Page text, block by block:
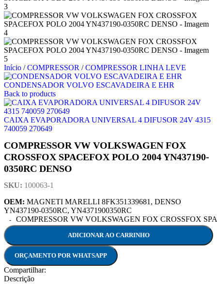
Início / COMPRESSOR / COMPRESSOR LINHA LEVE
CONDENSADOR VOLVO ESCAVADEIRA E EHR
Back to products
CAIXA EVAPORADORA UNIVERSAL 4 DIFUSOR 24V 4315
740059 270649
COMPRESSOR VW VOLKSWAGEN FOX
CROSSFOX SPACEFOX POLO 2004 YN437190-
0350RC DENSO
SKU: 100063-1
OEM: MAGNETI MARELLI 8FK351339681, DENSO
YN437190-0350RC, YN4371900350RC
COMPRESSOR VW VOLKSWAGEN FOX CROSSFOX
ADICIONAR AO CARRINHO
ORÇAMENTO POR WHATSAPP
Compartilhar:
Descrição